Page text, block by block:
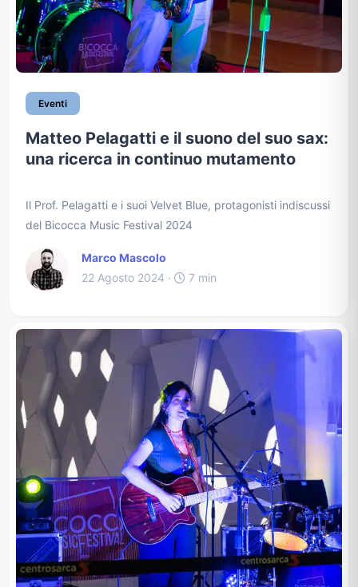
Eventi
Matteo Pelagatti e il suono del suo sax:
una ricerca in continuo mutamento
Il Prof. Pelagatti e i suoi Velvet Blue, protagonisti indiscussi
del Bicocca Music Festival 2024
Marco Mascolo
22 Agosto 2024 ·
7 min